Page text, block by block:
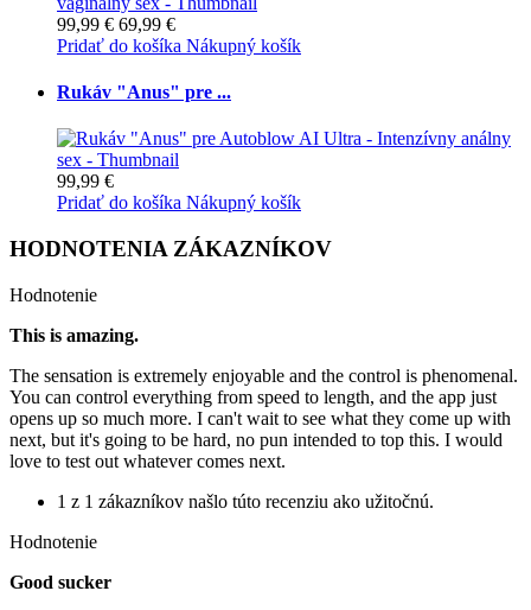
99,99 € 69,99 €
Pridať do košíka Nákupný košík
Rukáv "Anus" pre ...
99,99 €
Pridať do košíka Nákupný košík
HODNOTENIA ZÁKAZNÍKOV
Hodnotenie
This is amazing.
The sensation is extremely enjoyable and the control is phenomenal.
You can control everything from speed to length, and the app just
opens up so much more. I can't wait to see what they come up with
next, but it's going to be hard, no pun intended to top this. I would
love to test out whatever comes next.
1 z 1 zákazníkov našlo túto recenziu ako užitočnú.
Hodnotenie
Good sucker